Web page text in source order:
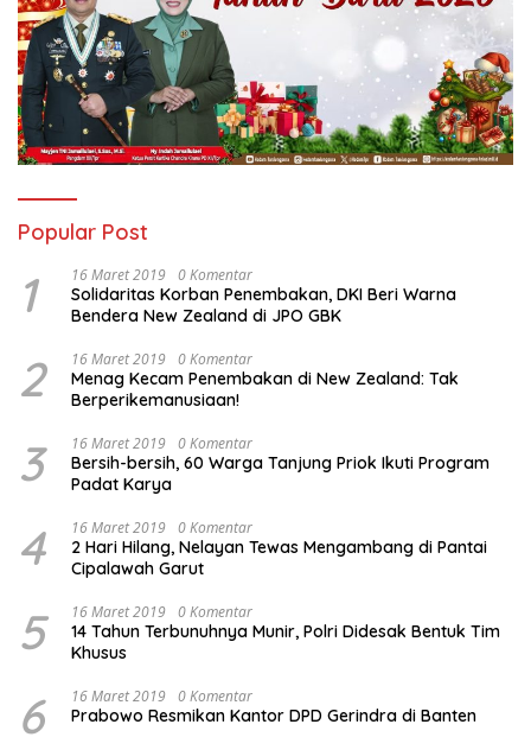
Popular Post
1 16 Maret 2019 0 Komentar
Solidaritas Korban Penembakan, DKI Beri Warna
Bendera New Zealand di JPO GBK
2 16 Maret 2019 0 Komentar
Menag Kecam Penembakan di New Zealand: Tak
Berperikemanusiaan!
3 16 Maret 2019 0 Komentar
Bersih-bersih, 60 Warga Tanjung Priok Ikuti Program
Padat Karya
4 16 Maret 2019 0 Komentar
2 Hari Hilang, Nelayan Tewas Mengambang di Pantai
Cipalawah Garut
5 16 Maret 2019 0 Komentar
14 Tahun Terbunuhnya Munir, Polri Didesak Bentuk Tim
Khusus
6 16 Maret 2019 0 Komentar
Prabowo Resmikan Kantor DPD Gerindra di Banten